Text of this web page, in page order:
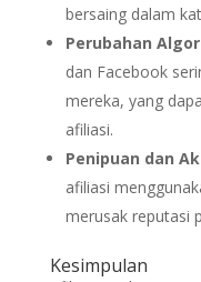
bersaing dalam
Perubahan
dan Facebook
mereka, yang
afiliasi.
Penipuan dan
afiliasi
merusak reputasi
Kesimpulan